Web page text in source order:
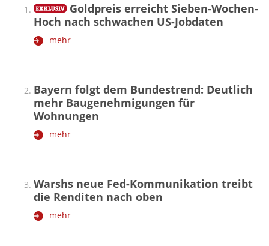
Goldpreis erreicht Sieben-Wochen-
Hoch nach schwachen US-Jobdaten
mehr
Bayern folgt dem Bundestrend: Deutlich
mehr Baugenehmigungen für
Wohnungen
mehr
Warshs neue Fed-Kommunikation treibt
die Renditen nach oben
mehr